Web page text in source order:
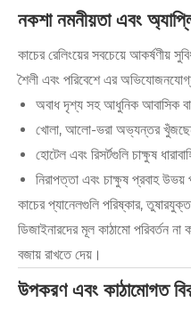
নকশা নমনীয়তা এবং
কাচের রেলিংয়ের সবচেয়ে আকর্ষণীয়
শৈলী এবং পরিবেশে এর
অবাধ দৃশ্য সহ আধুনিক আবাসিক
খোলা, আলো-ভরা অভ্যন্তর
হোটেল এবং রিসর্টগুলি চাক্ষুষ
নিরাপত্তা এবং চাক্ষুষ প্রবাহ
কাচের প্যানেলগুলি পরিষ্কার,
ডিজাইনারদের মূল কাঠামো পরিবর্তন
বজায় রাখতে দেয়।
উপকরণ এবং কাঠামোগত